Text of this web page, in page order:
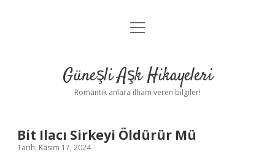
Anasayfa
Yasal Uyarı
menüyü
Güneşli Aşk Hikayeleri
Romantik anlara ilham veren bilgiler!
Bit Ilacı Sirkeyi Öldürür Mü
Tarih: Kasım 17, 2024